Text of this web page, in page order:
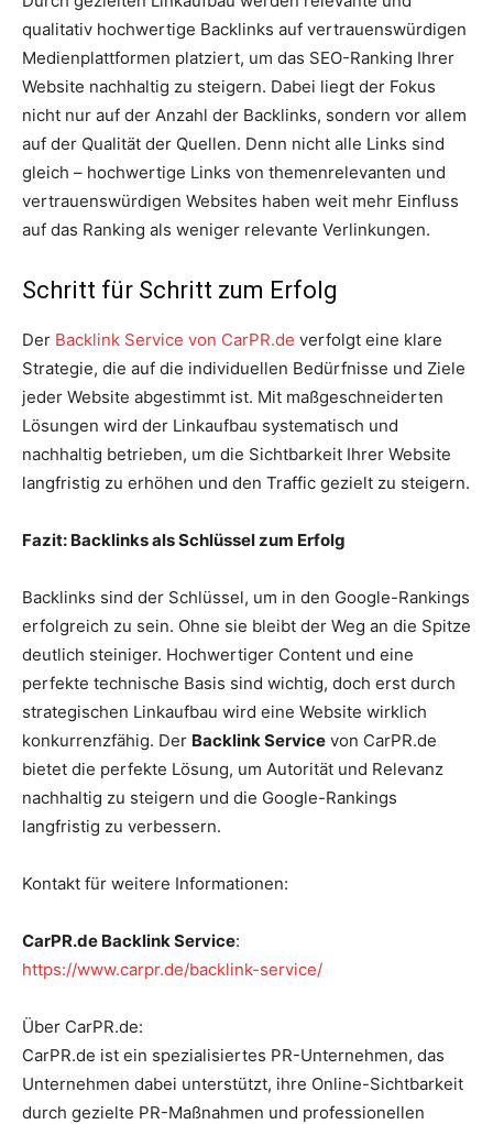
qualitativ hochwertige Backlinks auf vertrauenswürdigen
Medienplattformen platziert, um das SEO-Ranking Ihrer
Website nachhaltig zu steigern. Dabei liegt der Fokus
nicht nur auf der Anzahl der Backlinks, sondern vor allem
auf der Qualität der Quellen. Denn nicht alle Links sind
gleich – hochwertige Links von themenrelevanten und
vertrauenswürdigen Websites haben weit mehr Einfluss
auf das Ranking als weniger relevante Verlinkungen.
Schritt für Schritt zum Erfolg
Der Backlink Service von CarPR.de verfolgt eine klare
Strategie, die auf die individuellen Bedürfnisse und Ziele
jeder Website abgestimmt ist. Mit maßgeschneiderten
Lösungen wird der Linkaufbau systematisch und
nachhaltig betrieben, um die Sichtbarkeit Ihrer Website
langfristig zu erhöhen und den Traffic gezielt zu steigern.
Fazit: Backlinks als Schlüssel zum Erfolg
Backlinks sind der Schlüssel, um in den Google-Rankings
erfolgreich zu sein. Ohne sie bleibt der Weg an die Spitze
deutlich steiniger. Hochwertiger Content und eine
perfekte technische Basis sind wichtig, doch erst durch
strategischen Linkaufbau wird eine Website wirklich
konkurrenzfähig. Der Backlink Service von CarPR.de
bietet die perfekte Lösung, um Autorität und Relevanz
nachhaltig zu steigern und die Google-Rankings
langfristig zu verbessern.
Kontakt für weitere Informationen:
CarPR.de Backlink Service:
https://www.carpr.de/backlink-service/
Über CarPR.de:
CarPR.de ist ein spezialisiertes PR-Unternehmen, das
Unternehmen dabei unterstützt, ihre Online-Sichtbarkeit
durch gezielte PR-Maßnahmen und professionellen